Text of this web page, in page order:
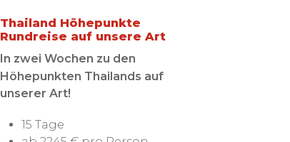
Thailand Höhepunkte
Rundreise auf unsere Art
In zwei Wochen zu den
Höhepunkten Thailands auf
unserer Art!
15 Tage